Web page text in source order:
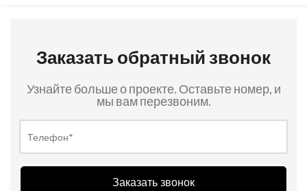
Заказать обратный звонок
Узнайте больше о проекте. Оставьте номер, и
мы вам перезвоним.
Заказать звонок